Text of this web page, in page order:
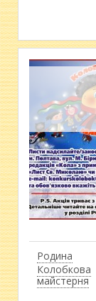
Родина
Колобкова
майстерня